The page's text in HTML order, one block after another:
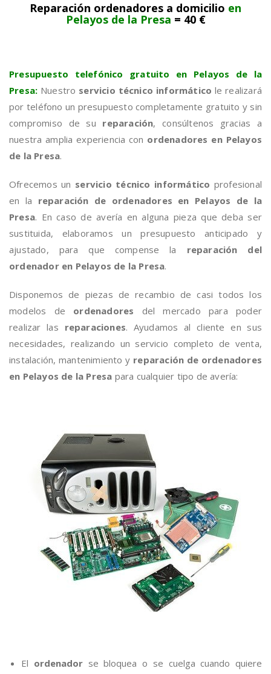
Reparación ordenadores a domicilio en
Pelayos de la Presa = 40 €
Presupuesto telefónico gratuito en Pelayos de la
Presa: Nuestro servicio técnico informático le realizará
por teléfono un presupuesto completamente gratuito y sin
compromiso de su reparación, consúltenos gracias a
nuestra amplia experiencia con ordenadores en Pelayos
de la Presa.
Ofrecemos un servicio técnico informático profesional
en la reparación de ordenadores en Pelayos de la
Presa. En caso de avería en alguna pieza que deba ser
sustituida, elaboramos un presupuesto anticipado y
ajustado, para que compense la reparación del
ordenador en Pelayos de la Presa.
Disponemos de piezas de recambio de casi todos los
modelos de ordenadores del mercado para poder
realizar las reparaciones. Ayudamos al cliente en sus
necesidades, realizando un servicio completo de venta,
instalación, mantenimiento y reparación de ordenadores
en Pelayos de la Presa para cualquier tipo de avería:
El ordenadorse bloquea o se cuelga cuando quiere